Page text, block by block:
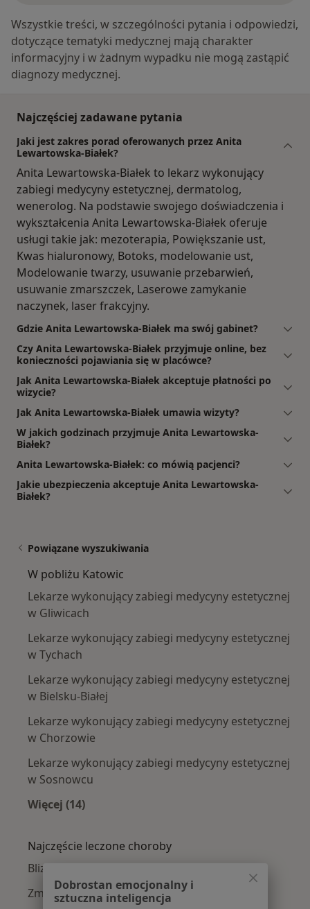
Wszystkie treści, w szczególności pytania i odpowiedzi,
dotyczące tematyki medycznej mają charakter
informacyjny i w żadnym wypadku nie mogą zastąpić
diagnozy medycznej.
Najczęściej zadawane pytania
Jaki jest zakres porad oferowanych przez Anita
Lewartowska-Białek?
Anita Lewartowska-Białek to lekarz wykonujący
zabiegi medycyny estetycznej, dermatolog,
wenerolog. Na podstawie swojego doświadczenia i
wykształcenia Anita Lewartowska-Białek oferuje
usługi takie jak: mezoterapia, Powiększanie ust,
Kwas hialuronowy, Botoks, modelowanie ust,
Modelowanie twarzy, usuwanie przebarwień,
usuwanie zmarszczek, Laserowe zamykanie
naczynek, laser frakcyjny.
Gdzie Anita Lewartowska-Białek ma swój gabinet?
Czy Anita Lewartowska-Białek przyjmuje online, bez
konieczności pojawiania się w placówce?
Jak Anita Lewartowska-Białek akceptuje płatności po
wizycie?
Jak Anita Lewartowska-Białek umawia wizyty?
W jakich godzinach przyjmuje Anita Lewartowska-
Białek?
Anita Lewartowska-Białek: co mówią pacjenci?
Jakie ubezpieczenia akceptuje Anita Lewartowska-
Białek?
Powiązane wyszukiwania
W pobliżu Katowic
Lekarze wykonujący zabiegi medycyny estetycznej
w Gliwicach
Lekarze wykonujący zabiegi medycyny estetycznej
w Tychach
Lekarze wykonujący zabiegi medycyny estetycznej
w Bielsku-Białej
Lekarze wykonujący zabiegi medycyny estetycznej
w Chorzowie
Lekarze wykonujący zabiegi medycyny estetycznej
w Sosnowcu
Więcej (14)
Najczęście leczone choroby
Blizny w Katowicach
Zmarszczki w Katowicach
Dobrostan emocjonalny i
sztuczna inteligencja